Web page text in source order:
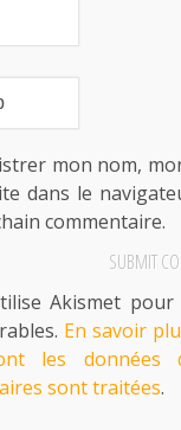
mon nom,
dans le
commentaire.
Akismet pour
En savoir
les données
sont traitées.